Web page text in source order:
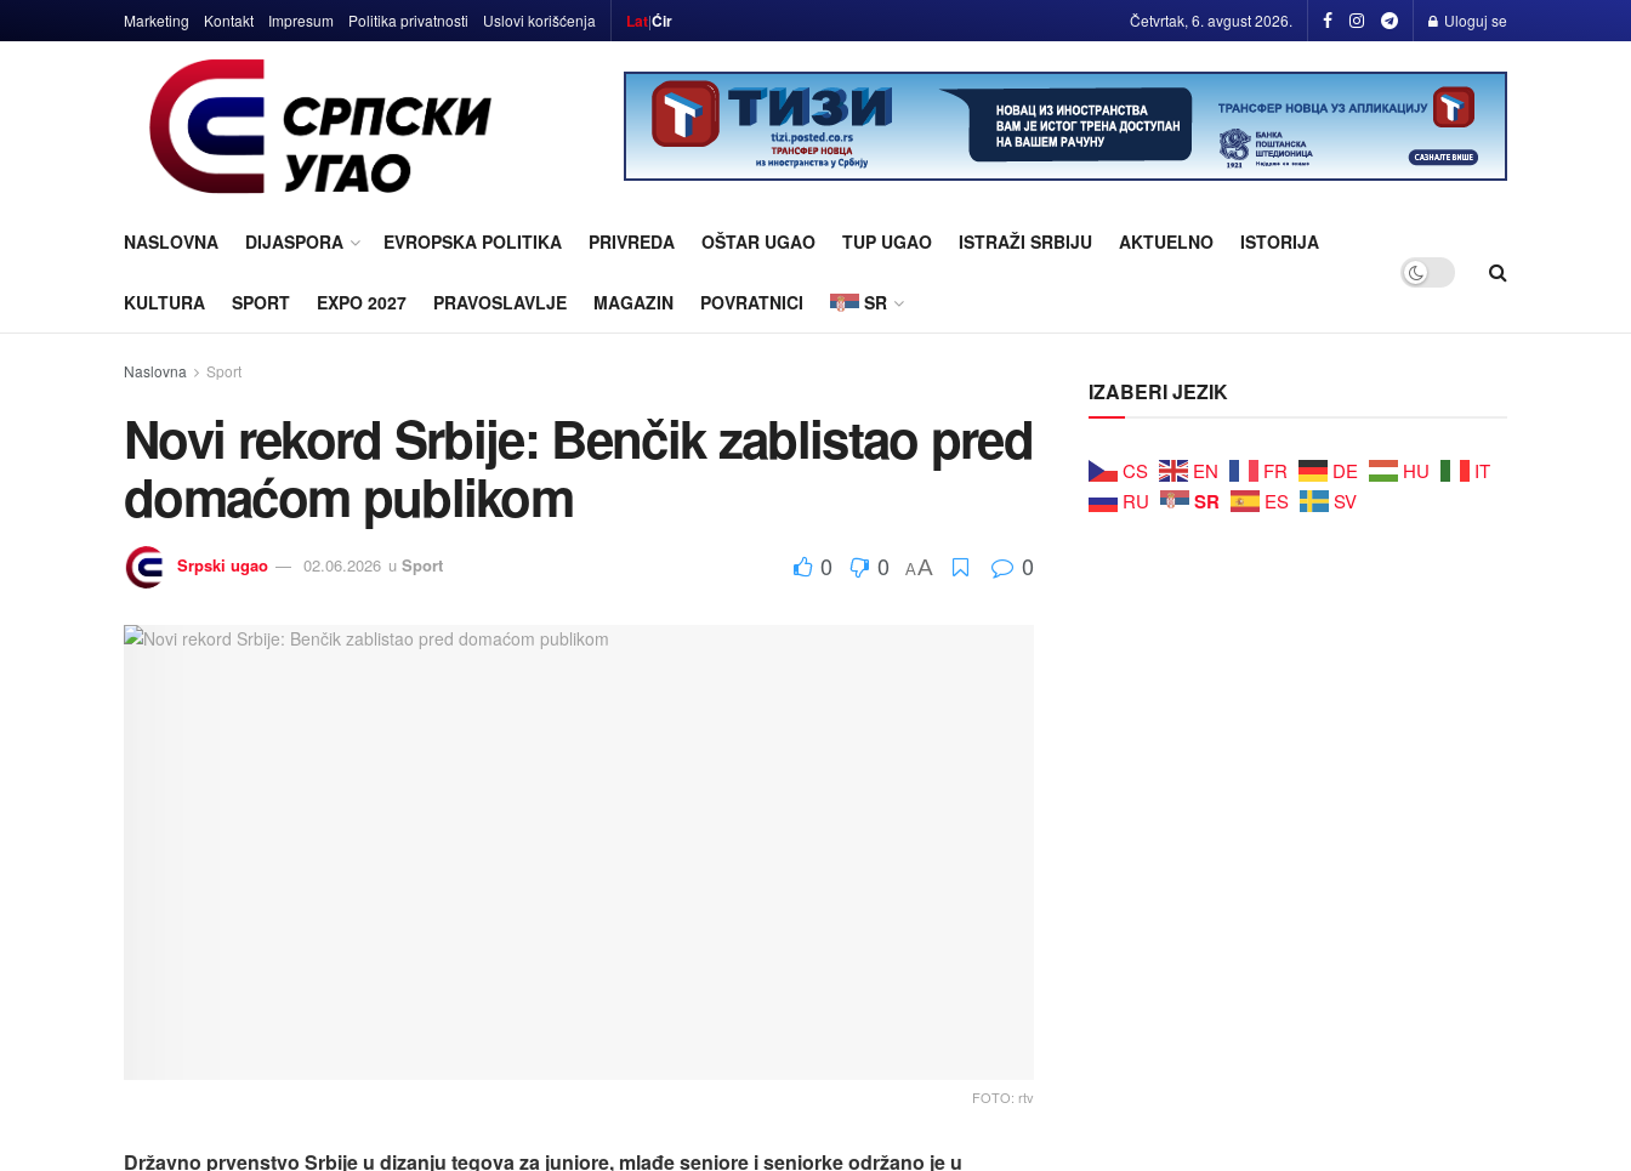
Marketing Kontakt Impresum Politika privatnosti Uslovi korišćenja Lat|Ćir Četvrtak, 6. avgust 2026. Uloguj se
NASLOVNA DIJASPORA EVROPSKA POLITIKA PRIVREDA OŠTAR UGAO TUP UGAO ISTRAŽI SRBIJU AKTUELNO ISTORIJA
KULTURA SPORT EXPO 2027 PRAVOSLAVLJE MAGAZIN POVRATNICI SR
Naslovna Sport
Novi rekord Srbije: Benčik zablistao pred
domaćom publikom
Srpski ugao 02.06.2026 u Sport 0 0 AA 0
FOTO: rtv
Državno prvenstvo Srbije u dizanju tegova za juniore, mlađe seniore i seniorke održano je u
IZABERI JEZIK
CS EN FR DE HU
IT
RU
SR ES SV